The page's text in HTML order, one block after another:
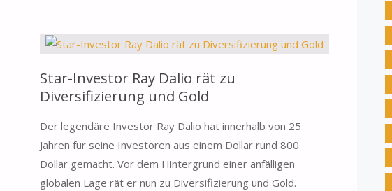
INFLATIONSABSICHERUNG
MEHR?"
Star-Investor Ray Dalio rät zu
Diversifizierung und Gold
Der legendäre Investor Ray Dalio hat innerhalb von 25
Jahren für seine Investoren aus einem Dollar rund 800
Dollar gemacht. Vor dem Hintergrund einer anfälligen
globalen Lage rät er nun zu Diversifizierung und Gold.